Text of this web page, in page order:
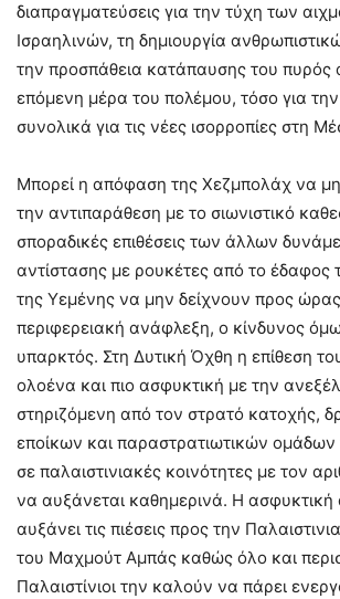
διαπραγματεύσεις για την τύχη των
Ισραηλινών, τη δημιουργία
την προσπάθεια κατάπαυσης του πυρός
επόμενη μέρα του πολέμου, τόσο για
συνολικά για τις νέες ισορροπίες στη
Μπορεί η απόφαση της Χεζμπολάχ να
την αντιπαράθεση με το σιωνιστικό
σποραδικές επιθέσεις των άλλων
αντίστασης με ρουκέτες από το έδαφος
της Υεμένης να μην δείχνουν προς
περιφερειακή ανάφλεξη, ο κίνδυνος
υπαρκτός. Στη Δυτική Όχθη η επίθεση
ολοένα και πιο ασφυκτική με την
στηριζόμενη από τον στρατό κατοχής,
εποίκων και παραστρατιωτικών ομάδων
σε παλαιστινιακές κοινότητες με τον
να αυξάνεται καθημερινά. Η
αυξάνει τις πιέσεις προς την
του Μαχμούτ Αμπάς καθώς όλο και
Παλαιστίνιοι την καλούν να πάρει